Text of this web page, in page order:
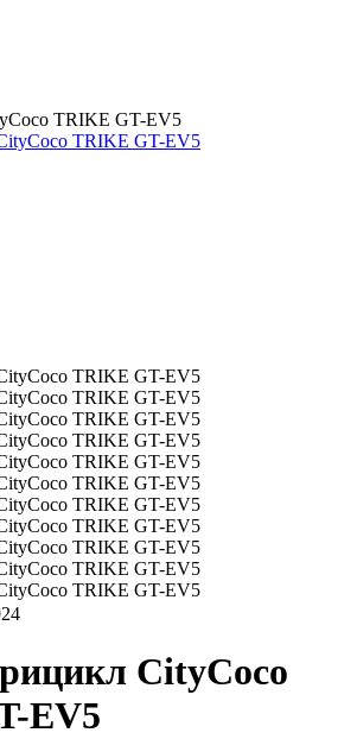
TRIKE GT-EV5
CityCoco
EV5